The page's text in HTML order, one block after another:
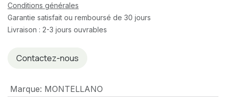
Conditions générales
Garantie satisfait ou remboursé de 30 jours
Livraison : 2-3 jours ouvrables
Contactez-nous
Marque: MONTELLANO